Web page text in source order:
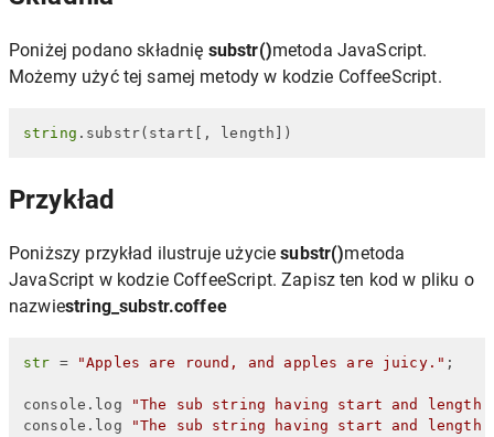
Poniżej podano składnię substr()metoda JavaScript.
Możemy użyć tej samej metody w kodzie CoffeeScript.
string .substr(start[, length])
Przykład
Poniższy przykład ilustruje użyciesubstr()metoda
JavaScript w kodzie CoffeeScript. Zapisz ten kod w pliku o
nazwiestring_substr.coffee
str = "Apples are round, and apples are juicy." ;
console.log
"The sub string having start and
console.log
"The sub string having start and